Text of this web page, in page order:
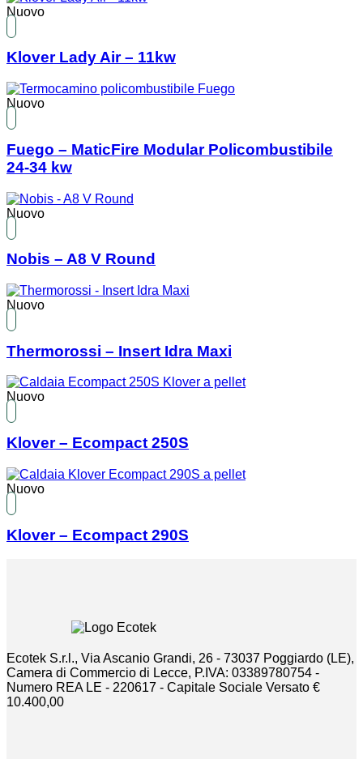
Nuovo
Klover Lady Air – 11kw
Nuovo
Fuego – MaticFire Modular Policombustibile
24-34 kw
Nuovo
Nobis – A8 V Round
Nuovo
Thermorossi – Insert Idra Maxi
Nuovo
Klover – Ecompact 250S
Nuovo
Klover – Ecompact 290S
Ecotek S.r.l., Via Ascanio Grandi, 26 - 73037 Poggiardo (LE),
Camera di Commercio di Lecce, P.IVA: 03389780754 -
Numero REA LE - 220617 - Capitale Sociale Versato €
10.400,00